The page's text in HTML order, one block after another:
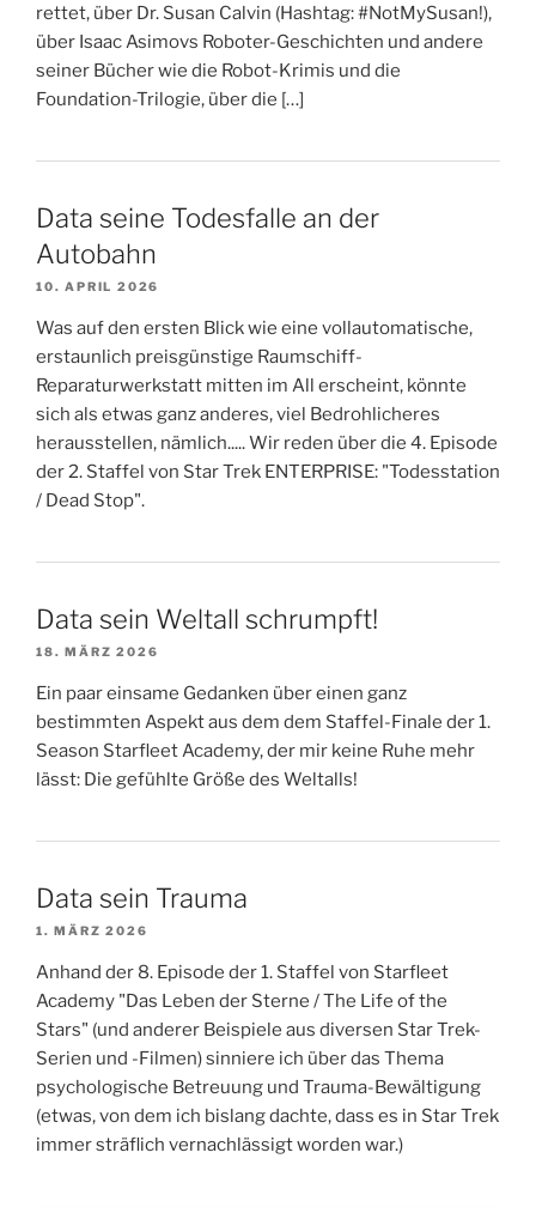
rettet, über Dr. Susan Calvin (Hashtag: #NotMySusan!),
über Isaac Asimovs Roboter-Geschichten und andere
seiner Bücher wie die Robot-Krimis und die
Foundation-Trilogie, über die […]
Data seine Todesfalle an der
Autobahn
10. APRIL 2026
Was auf den ersten Blick wie eine vollautomatische,
erstaunlich preisgünstige Raumschiff-
Reparaturwerkstatt mitten im All erscheint, könnte
sich als etwas ganz anderes, viel Bedrohlicheres
herausstellen, nämlich..... Wir reden über die 4. Episode
der 2. Staffel von Star Trek ENTERPRISE: "Todesstation
/ Dead Stop".
Data sein Weltall schrumpft!
18. MÄRZ 2026
Ein paar einsame Gedanken über einen ganz
bestimmten Aspekt aus dem dem Staffel-Finale der 1.
Season Starfleet Academy, der mir keine Ruhe mehr
lässt: Die gefühlte Größe des Weltalls!
Data sein Trauma
1. MÄRZ 2026
Anhand der 8. Episode der 1. Staffel von Starfleet
Academy "Das Leben der Sterne / The Life of the
Stars" (und anderer Beispiele aus diversen Star Trek-
Serien und -Filmen) sinniere ich über das Thema
psychologische Betreuung und Trauma-Bewältigung
(etwas, von dem ich bislang dachte, dass es in Star Trek
immer sträflich vernachlässigt worden war.)